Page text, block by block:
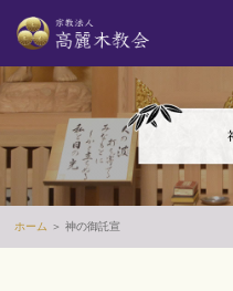
ホーム ＞ 神の御託宣